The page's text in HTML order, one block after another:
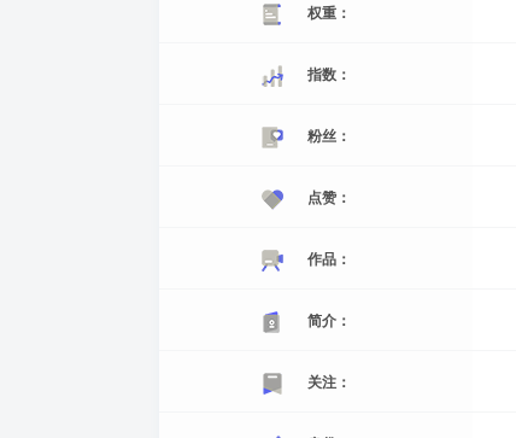
权重：
指数：
粉丝：
点赞：
作品：
简介：
关注：